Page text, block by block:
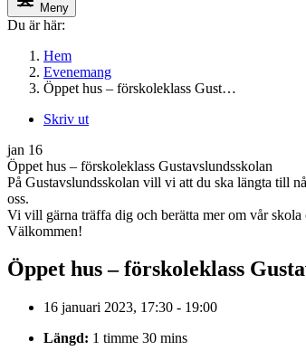
Meny
Du är här:
Hem
Evenemang
Öppet hus – förskoleklass Gust…
Skriv ut
jan 16
Öppet hus – förskoleklass Gustavslundsskolan
På Gustavslundsskolan vill vi att du ska längta till
oss.
Vi vill gärna träffa dig och berätta mer om vår
Välkommen!
Öppet hus – förskoleklass
16 januari 2023, 17:30 - 19:00
Längd: 1 timme 30 mins